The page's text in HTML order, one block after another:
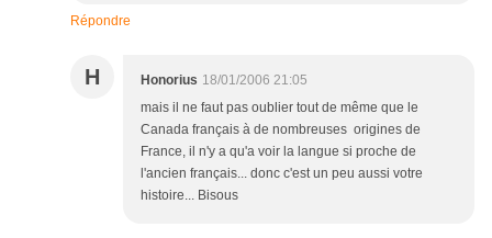
Répondre
H Honorius 18/01/2006 21:05
mais il ne faut pas oublier tout de même que le
Canada français à de nombreuses origines de
France, il n'y a qu'a voir la langue si proche de
l'ancien français... donc c'est un peu aussi votre
histoire... Bisous